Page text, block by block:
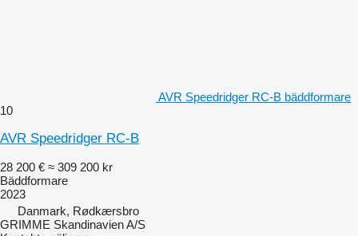
AVR Speedridger RC-B bäddformare
10
AVR Speedridger RC-B
28 200 € ≈ 309 200 kr
Bäddformare
2023
Danmark, Rødkærsbro
GRIMME Skandinavien A/S